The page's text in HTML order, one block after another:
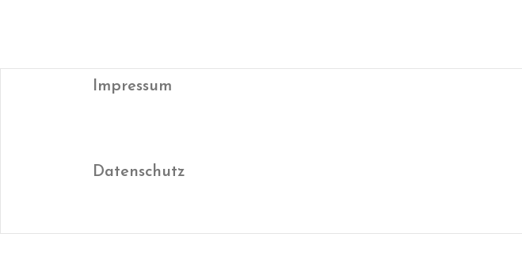
Impressum
Datenschutz